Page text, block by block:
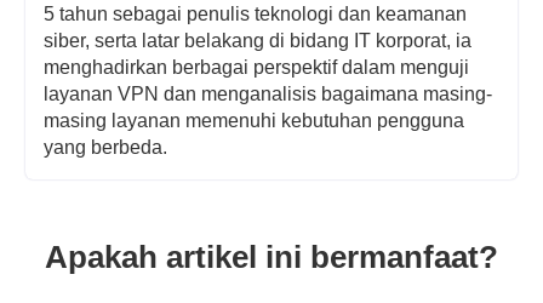
5 tahun sebagai penulis teknologi dan keamanan
siber, serta latar belakang di bidang IT korporat, ia
menghadirkan berbagai perspektif dalam menguji
layanan VPN dan menganalisis bagaimana masing-
masing layanan memenuhi kebutuhan pengguna
yang berbeda.
Apakah artikel ini bermanfaat?